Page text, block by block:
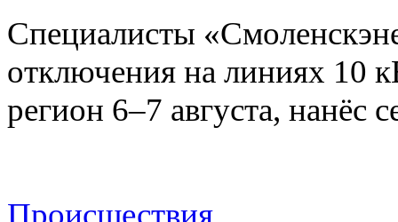
Специалисты
отключения на линиях 10
регион 6–7 августа,
Происшествия